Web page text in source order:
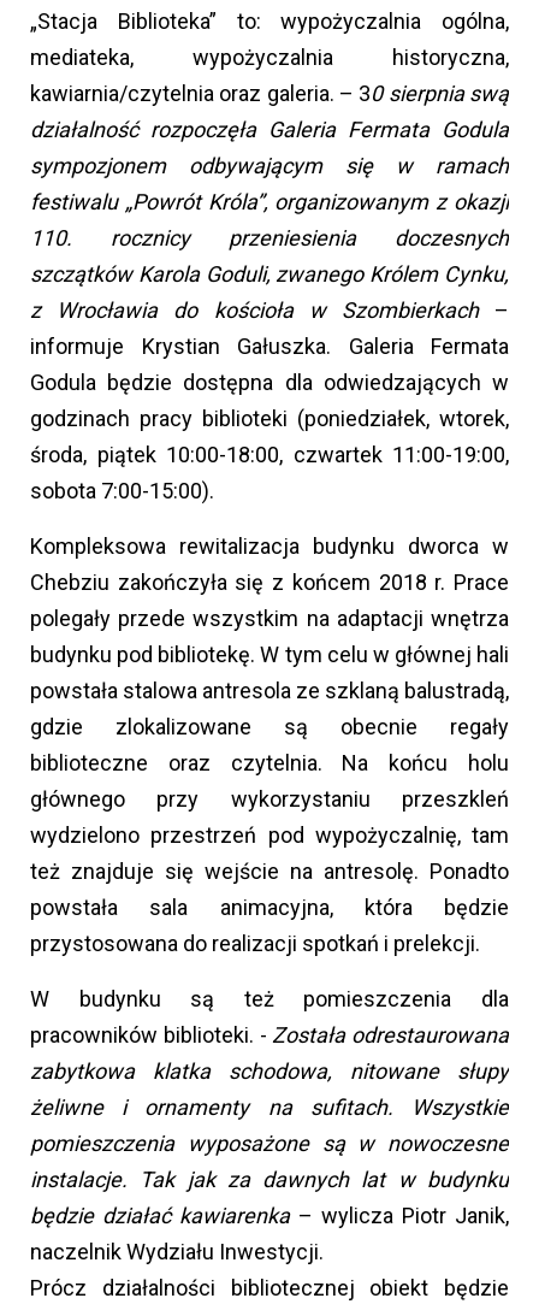
„Stacja Biblioteka” to: wypożyczalnia ogólna,
mediateka, wypożyczalnia historyczna,
kawiarnia/czytelnia oraz galeria. – 30 sierpnia swą
działalność rozpoczęła Galeria Fermata Godula
sympozjonem odbywającym się w ramach
festiwalu „Powrót Króla”, organizowanym z okazji
110. rocznicy przeniesienia doczesnych
szczątków Karola Goduli, zwanego Królem Cynku,
z Wrocławia do kościoła w Szombierkach –
informuje Krystian Gałuszka. Galeria Fermata
Godula będzie dostępna dla odwiedzających w
godzinach pracy biblioteki (poniedziałek, wtorek,
środa, piątek 10:00-18:00, czwartek 11:00-19:00,
sobota 7:00-15:00).
Kompleksowa rewitalizacja budynku dworca w
Chebziu zakończyła się z końcem 2018 r. Prace
polegały przede wszystkim na adaptacji wnętrza
budynku pod bibliotekę. W tym celu w głównej hali
powstała stalowa antresola ze szklaną balustradą,
gdzie zlokalizowane są obecnie regały
biblioteczne oraz czytelnia. Na końcu holu
głównego przy wykorzystaniu przeszkleń
wydzielono przestrzeń pod wypożyczalnię, tam
też znajduje się wejście na antresolę. Ponadto
powstała sala animacyjna, która będzie
przystosowana do realizacji spotkań i prelekcji.
W budynku są też pomieszczenia dla
pracowników biblioteki. -Została odrestaurowana
zabytkowa klatka schodowa, nitowane słupy
żeliwne i ornamenty na sufitach. Wszystkie
pomieszczenia wyposażone są w nowoczesne
instalacje. Tak jak za dawnych lat w budynku
będzie działać kawiarenka – wylicza Piotr Janik,
naczelnik Wydziału Inwestycji.
Prócz działalności bibliotecznej obiekt będzie